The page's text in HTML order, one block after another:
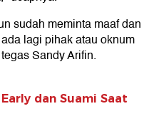
sudah meminta maaf dan
lagi pihak atau oknum
Sandy Arifin.
dan Suami Saat